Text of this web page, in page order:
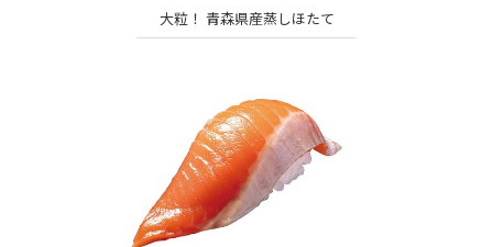
大粒！ 青森県産蒸しほたて